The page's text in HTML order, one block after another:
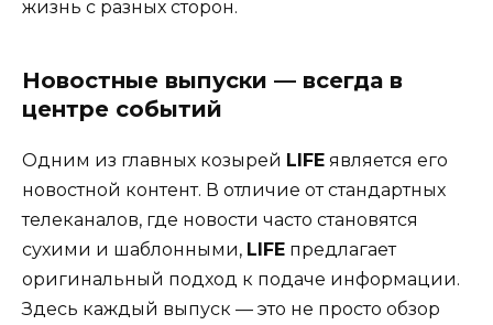
жизнь с разных сторон.
Новостные выпуски — всегда в
центре событий
Одним из главных козырей LIFE является его
новостной контент. В отличие от стандартных
телеканалов, где новости часто становятся
сухими и шаблонными, LIFE предлагает
оригинальный подход к подаче информации.
Здесь каждый выпуск — это не просто обзор